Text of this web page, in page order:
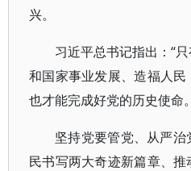
兴。
习近平总书记指出：“
和国家事业发展、造福人民
也才能完成好党的历史使命
坚持党要管党、从严
民书写两大奇迹新篇章、